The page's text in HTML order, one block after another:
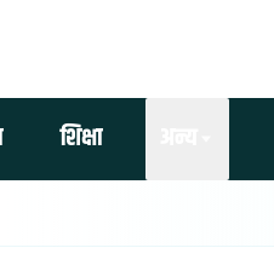
शिक्षा